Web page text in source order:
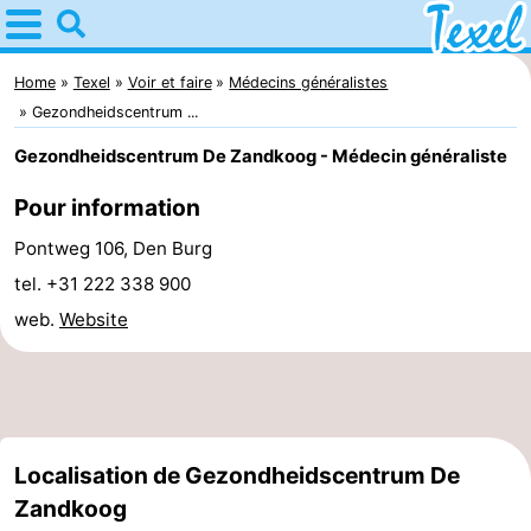
Home
Texel
Astuces
les
enfants
Villages
-
Den
-
Cocksdorp
De
-
Home Texel Voir et faire
Médecins généralistes
Gezondheidscentrum ...
Gezondheidscentrum De Zandkoog - Médecin généraliste
Pour information
Pontweg 106, Den Burg
tel. +31 222 338 900
web. Website
Localisation de Gezondheidscentrum De
Zandkoog